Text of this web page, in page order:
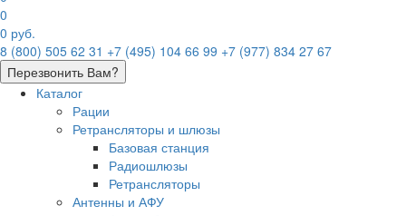
0
0 руб.
8 (800) 505 62 31 +7 (495) 104 66 99 +7 (977) 834 27 67
Перезвонить Вам?
Каталог
Рации
Ретрансляторы и шлюзы
Базовая станция
Радиошлюзы
Ретрансляторы
Антенны и АФУ